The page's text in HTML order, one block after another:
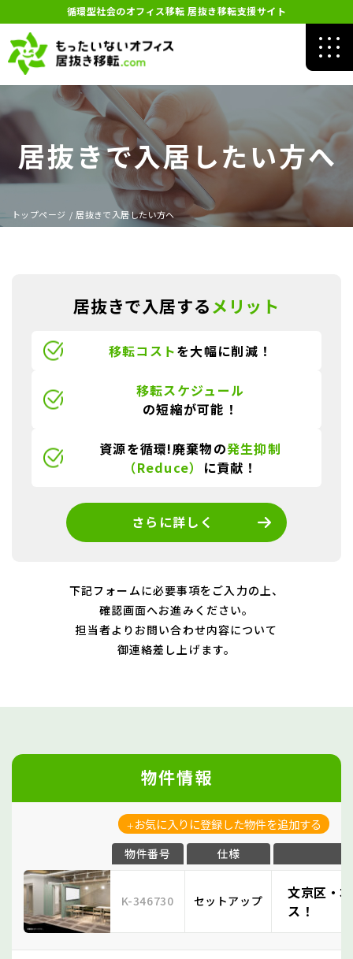
循環型社会のオフィス移転 居抜き移転支援サイト
居抜きで入居したい方へ
トップページ / 居抜きで入居したい方へ
居抜きで入居するメリット
移転コストを大幅に削減！
移転スケジュール
の短縮が可能！
資源を循環!廃棄物の発生抑制
（Reduce）
に貢献！
さらに詳しく
下記フォームに必要事項をご入力の上、
確認画面へお進みください。
担当者よりお問い合わせ内容について
御連絡差し上げます。
物件情報
お気に入りに登録した物件を追加する
物件番号 仕様
K-346730 セットアップ
文京区・
ス！